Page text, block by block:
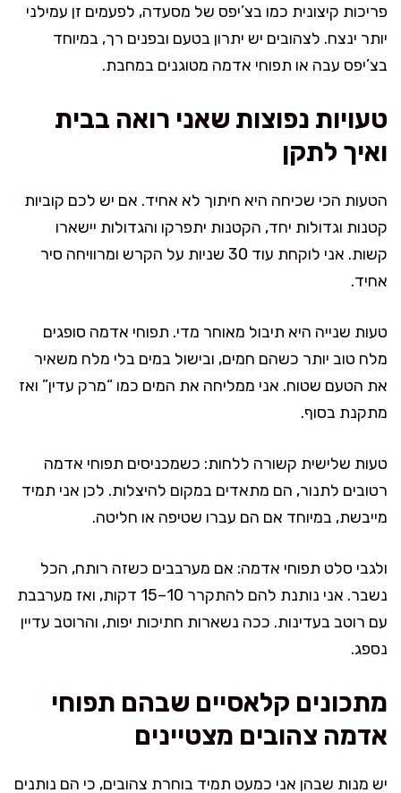
פריכות קיצונית כמו בצ’יפס של מסעדה, לפעמים זן עמילני
יותר ינצח. לצהובים יש יתרון בטעם ובפנים רך, במיוחד
בצ’יפס עבה או תפוחי אדמה מטוגנים במחבת.
טעויות נפוצות שאני רואה בבית
ואיך לתקן
הטעות הכי שכיחה היא חיתוך לא אחיד. אם יש לכם קוביות
קטנות וגדולות יחד, הקטנות יתפרקו והגדולות יישארו
קשות. אני לוקחת עוד 30 שניות על הקרש ומרוויחה סיר
אחיד.
טעות שנייה היא תיבול מאוחר מדי. תפוחי אדמה סופגים
מלח טוב יותר כשהם חמים, ובישול במים בלי מלח משאיר
את הטעם שטוח. אני ממליחה את המים כמו “מרק עדין” ואז
מתקנת בסוף.
טעות שלישית קשורה ללחות: כשמכניסים תפוחי אדמה
רטובים לתנור, הם מתאדים במקום להיצלות. לכן אני תמיד
מייבשת, במיוחד אם הם עברו שטיפה או חליטה.
ולגבי סלט תפוחי אדמה: אם מערבבים כשזה רותח, הכל
נשבר. אני נותנת להם להתקרר 10–15 דקות, ואז מערבבת
עם רוטב בעדינות. ככה נשארות חתיכות יפות, והרוטב עדיין
נספג.
מתכונים קלאסיים שבהם תפוחי
אדמה צהובים מצטיינים
יש מנות שבהן אני כמעט תמיד בוחרת צהובים, כי הם נותנים